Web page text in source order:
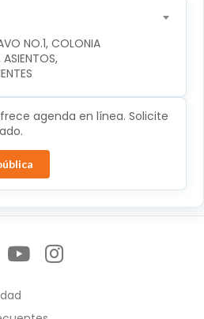
NO.1, COLONIA
agenda en línea. Solicite